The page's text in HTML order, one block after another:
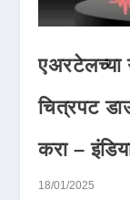
एअरटेलच्या
चित्रपट
करा –
18/01/2025